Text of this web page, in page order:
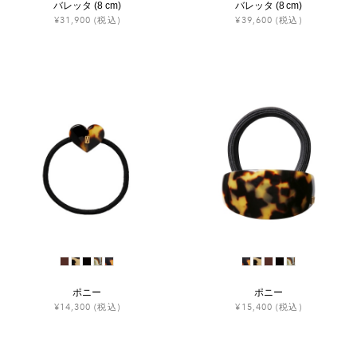
バレッタ (8 cm)
¥31,900 (税込)
バレッタ (8 cm)
¥39,600 (税込)
ポニー
¥14,300 (税込)
ポニー
¥15,400 (税込)